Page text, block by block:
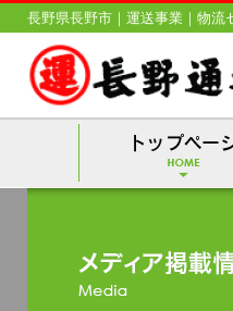
長野県長野市｜運送事業｜物流